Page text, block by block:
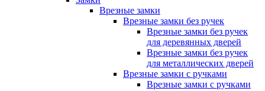
Врезные замки
Врезные замки без ручек
Врезные замки без ручек
для деревянных дверей
Врезные замки без ручек
для металлических дверей
Врезные замки с ручками
Врезные замки с ручками